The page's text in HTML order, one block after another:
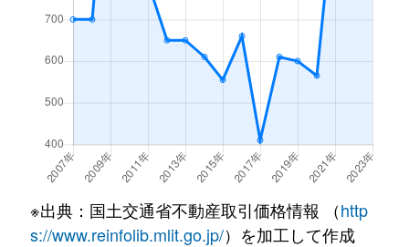
※出典：国土交通省不動産取引価格情報 （http
s://www.reinfolib.mlit.go.jp/）を加工して作成